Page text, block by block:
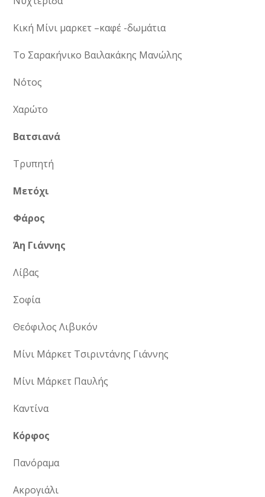
Κική Μίνι μαρκετ –καφέ -δωμάτια
Το Σαρακήνικο Βαιλακάκης Μανώλης
Νότος
Χαρώτο
Βατσιανά
Τρυπητή
Μετόχι
Φάρος
Άη Γιάννης
Λίβας
Σοφία
Θεόφιλος Λιβυκόν
Μίνι Μάρκετ Τσιριντάνης Γιάννης
Μίνι Μάρκετ Παυλής
Καντίνα
Κόρφος
Πανόραμα
Ακρογιάλι